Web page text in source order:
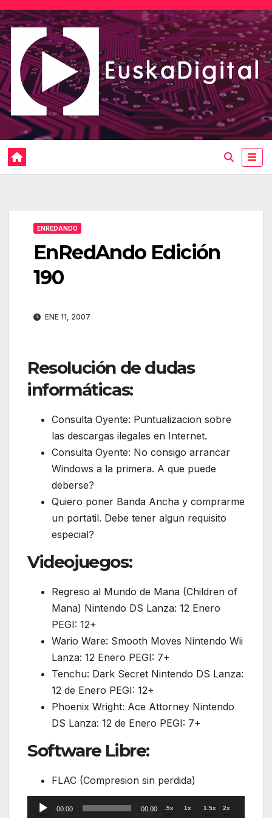
Saltar
al
contenido
ENREDANDO
EnRedAndo Edición
190
ENE 11, 2007
Resolución de dudas
informáticas:
Consulta Oyente: Puntualizacion sobre
las descargas ilegales en Internet.
Consulta Oyente: No consigo arrancar
Windows a la primera. A que puede
deberse?
Quiero poner Banda Ancha y comprarme
un portatil. Debe tener algun requisito
especial?
Videojuegos:
Regreso al Mundo de Mana (Children of
Mana) Nintendo DS Lanza: 12 Enero
PEGI: 12+
Wario Ware: Smooth Moves Nintendo Wii
Lanza: 12 Enero PEGI: 7+
Tenchu: Dark Secret Nintendo DS Lanza:
12 de Enero PEGI: 12+
Phoenix Wright: Ace Attorney Nintendo
DS Lanza: 12 de Enero PEGI: 7+
Software Libre:
FLAC (Compresion sin perdida)
Reproductor
00:00 00:00 .5x 1x 1.5x 2x